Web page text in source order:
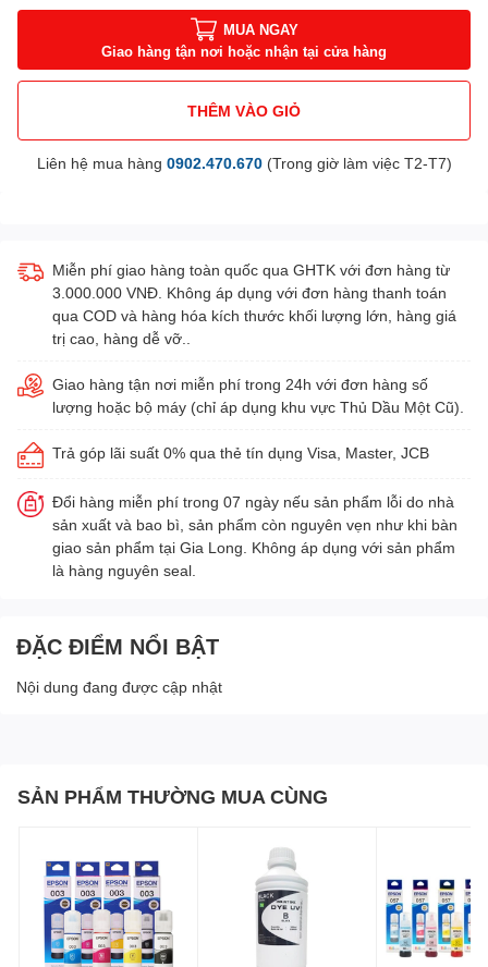
MUA NGAY
Giao hàng tận nơi hoặc nhận tại cửa hàng
THÊM VÀO GIỎ
Liên hệ mua hàng 0902.470.670(Trong giờ làm việc T2-T7)
Miễn phí giao hàng toàn quốc qua GHTK với đơn hàng từ
3.000.000 VNĐ. Không áp dụng với đơn hàng thanh toán
qua COD và hàng hóa kích thước khối lượng lớn, hàng giá
trị cao, hàng dễ vỡ..
Giao hàng tận nơi miễn phí trong 24h với đơn hàng số
lượng hoặc bộ máy (chỉ áp dụng khu vực Thủ Dầu Một Cũ).
Trả góp lãi suất 0% qua thẻ tín dụng Visa, Master, JCB
Đổi hàng miễn phí trong 07 ngày nếu sản phẩm lỗi do nhà
sản xuất và bao bì, sản phẩm còn nguyên vẹn như khi bàn
giao sản phẩm tại Gia Long. Không áp dụng với sản phẩm
là hàng nguyên seal.
ĐẶC ĐIỂM NỔI BẬT
Nội dung đang được cập nhật
SẢN PHẨM THƯỜNG MUA CÙNG